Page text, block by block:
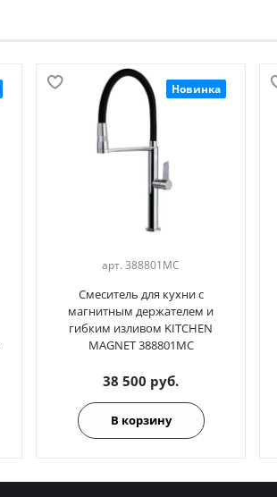
Новинка
арт.388801MC
Смеситель для кухни с
магнитным держателем и
гибким изливом KITCHEN
MAGNET 388801MC
38 500 руб.
В корзину